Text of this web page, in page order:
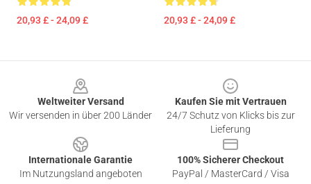
20,93 £ - 24,09 £ 20,93 £ - 24,09 £
Weltweiter Versand
Wir versenden in über 200 Länder
Kaufen Sie mit Vertrauen
24/7 Schutz von Klicks bis zur
Lieferung
Internationale Garantie
Im Nutzungsland angeboten
100% Sicherer Checkout
PayPal / MasterCard / Visa